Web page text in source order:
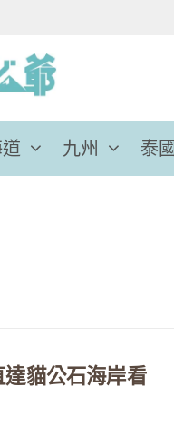
九州 泰國
貓公石海岸看